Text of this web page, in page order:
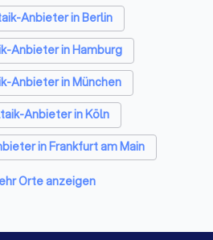
Anbieter in Berlin
Anbieter in Hamburg
Anbieter in München
Anbieter in Köln
in Frankfurt am Main
Anbieter in Stuttgart
Orte anzeigen